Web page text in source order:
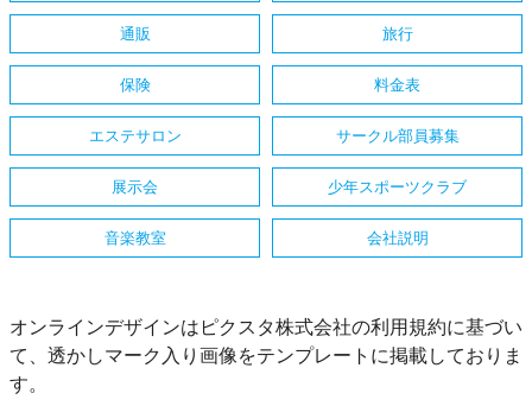
通販 旅行
保険 料金表
エステサロン サークル部員募集
展示会 少年スポーツクラブ
音楽教室 会社説明
オンラインデザインはピクスタ株式会社の利用規約に基づい
て、透かしマーク入り画像をテンプレートに掲載しておりま
す。